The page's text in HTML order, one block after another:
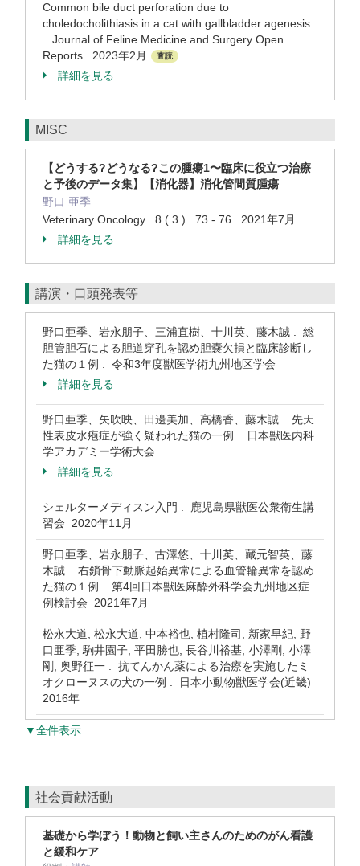
Common bile duct perforation due to
choledocholithiasis in a cat with gallbladder agenesis
. Journal of Feline Medicine and Surgery Open
Reports 2023年2月
査読
詳細を見る
MISC
【どうする?どうなる?この腫瘍1〜臨床に役立つ治療
と予後のデータ集】【消化器】消化管間質腫瘍
野口 亜季
Veterinary Oncology 8 ( 3 ) 73 - 76 2021年7月
詳細を見る
講演・口頭発表等
野口亜季、岩永朋子、三浦直樹、十川英、藤木誠 . 総
胆管胆石による胆道穿孔を認め胆嚢欠損と臨床診断し
た猫の１例 . 令和3年度獣医学術九州地区学会
詳細を見る
野口亜季、矢吹映、田邊美加、高橋香、藤木誠 . 先天
性表皮水疱症が強く疑われた猫の一例 . 日本獣医内科
学アカデミー学術大会
詳細を見る
シェルターメディスン入門 . 鹿児島県獣医公衆衛生講
習会 2020年11月
野口亜季、岩永朋子、古澤悠、十川英、藏元智英、藤
木誠 . 右鎖骨下動脈起始異常による血管輪異常を認め
た猫の１例 . 第4回日本獣医麻酔外科学会九州地区症
例検討会 2021年7月
松永大道, 松永大道, 中本裕也, 植村隆司, 新家早紀, 野
口亜季, 駒井園子, 平田勝也, 長谷川裕基, 小澤剛, 小澤
剛, 奥野征一 . 抗てんかん薬による治療を実施したミ
オクローヌスの犬の一例 . 日本小動物獣医学会(近畿)
2016年
▼全件表示
社会貢献活動
基礎から学ぼう！動物と飼い主さんのためのがん看護
と緩和ケア